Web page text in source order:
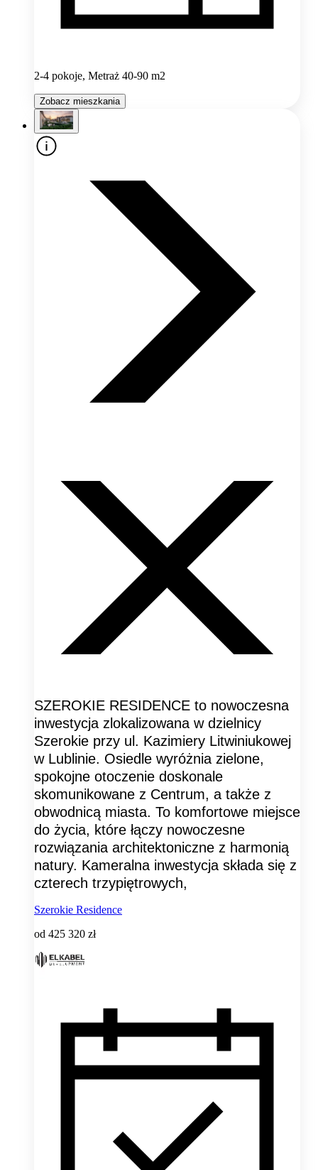
2-4 pokoje, Metraż 40-90 m2
Zobacz mieszkania
SZEROKIE RESIDENCE to nowoczesna
inwestycja zlokalizowana w dzielnicy
Szerokie przy ul. Kazimiery Litwiniukowej
w Lublinie. Osiedle wyróżnia zielone,
spokojne otoczenie doskonale
skomunikowane z Centrum, a także z
obwodnicą miasta. To komfortowe miejsce
do życia, które łączy nowoczesne
rozwiązania architektoniczne z harmonią
natury. Kameralna inwestycja składa się z
czterech trzypiętrowych,
Szerokie Residence
od 425 320 zł